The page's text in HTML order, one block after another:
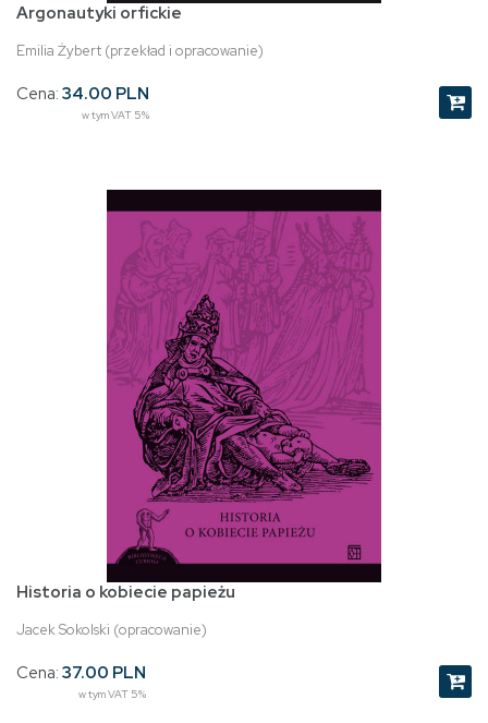
Argonautyki orfickie
Emilia Żybert (przekład i opracowanie)
Cena: 34.00 PLN
w tym VAT 5%
Historia o kobiecie papieżu
Jacek Sokolski (opracowanie)
Cena: 37.00 PLN
w tym VAT 5%